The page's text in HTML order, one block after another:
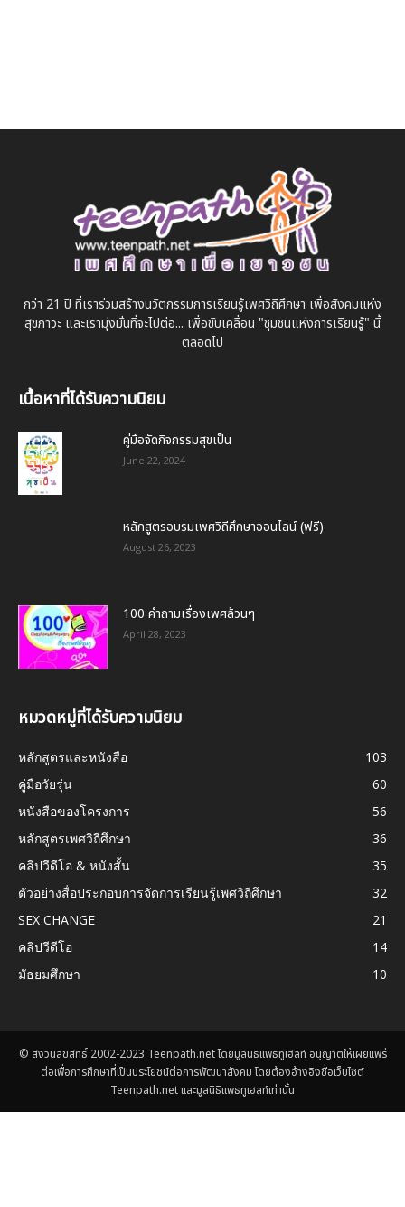
กว่า 21 ปี ที่เราร่วมสร้างนวัตกรรมการเรียนรู้เพศวิถีศึกษา เพื่อสังคมแห่ง
สุขภาวะ และเรามุ่งมั่นที่จะไปต่อ... เพื่อขับเคลื่อน "ชุมชนแห่งการเรียนรู้" นี้
ตลอดไป
เนื้อหาที่ได้รับความนิยม
คู่มือจัดกิจกรรมสุขเป็น
June 22, 2024
หลักสูตรอบรมเพศวิถีศึกษาออนไลน์ (ฟรี)
August 26, 2023
100 คำถามเรื่องเพศล้วนๆ
April 28, 2023
หมวดหมู่ที่ได้รับความนิยม
หลักสูตรและหนังสือ
103
คู่มือวัยรุ่น
60
หนังสือของโครงการ
56
หลักสูตรเพศวิถีศึกษา
36
คลิปวีดีโอ & หนังสั้น
35
ตัวอย่างสื่อประกอบการจัดการเรียนรู้เพศวิถีศึกษา
32
SEX CHANGE
21
คลิปวีดีโอ
14
มัธยมศึกษา
10
© สงวนลิขสิทธิ์ 2002-2023 Teenpath.net โดยมูลนิธิแพธทูเฮลท์ อนุญาตให้เผยแพร่
ต่อเพื่อการศึกษาที่เป็นประโยชน์ต่อการพัฒนาสังคม โดยต้องอ้างอิงชื่อเว็บไซต์
Teenpath.net และมูลนิธิแพธทูเฮลท์เท่านั้น